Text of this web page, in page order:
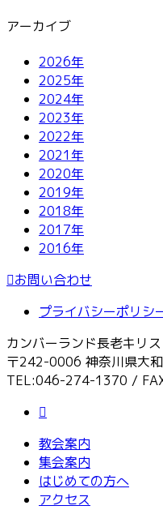
アーカイブ
2026年
2025年
2024年
2023年
2022年
2021年
2020年
2019年
2018年
2017年
2016年
お問い合わせ
プライバシーポリシ
カンバーランド長老キリ
〒242-0006 神奈川県大
TEL:046-274-1370 /
教会案内
集会案内
はじめての方へ
アクセス